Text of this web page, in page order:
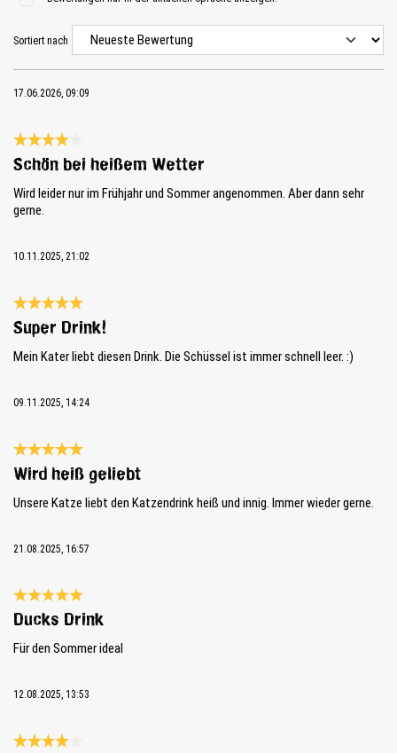
Sortiert nach
17.06.2026, 09:09
Bewertung mit 4 von 5 Sternen
Schön bei heißem Wetter
Wird leider nur im Frühjahr und Sommer angenommen. Aber dann sehr
gerne.
10.11.2025, 21:02
Bewertung mit 5 von 5 Sternen
Super Drink!
Mein Kater liebt diesen Drink. Die Schüssel ist immer schnell leer. :)
09.11.2025, 14:24
Bewertung mit 5 von 5 Sternen
Wird heiß geliebt
Unsere Katze liebt den Katzendrink heiß und innig. Immer wieder gerne.
21.08.2025, 16:57
Bewertung mit 5 von 5 Sternen
Ducks Drink
Für den Sommer ideal
12.08.2025, 13:53